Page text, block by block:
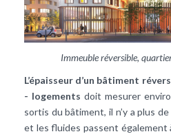
Immeuble réversible,
L’épaisseur d’un bâtiment
- logements doit mesurer
sortis du bâtiment, il n’y a plus
et les fluides passent également